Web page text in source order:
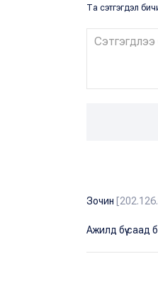
Та сэтгэгдэл
Зочин
Ажилд бүү саад